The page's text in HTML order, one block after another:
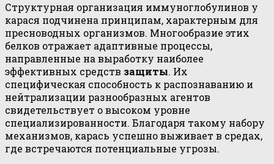
Структурная организация иммуноглобулинов у
карася подчинена принципам, характерным для
пресноводных организмов. Многообразие этих
белков отражает адаптивные процессы,
направленные на выработку наиболее
эффективных средств защиты. Их
специфическая способность к распознаванию и
нейтрализации разнообразных агентов
свидетельствует о высоком уровне
специализированности. Благодаря такому набору
механизмов, карась успешно выживает в средах,
где встречаются потенциальные угрозы.